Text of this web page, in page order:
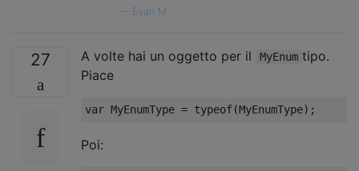
Evan M
27 A volte hai un oggetto per il MyEnum tipo.
Piace
var MyEnumType = typeof(MyEnumType);
Poi: